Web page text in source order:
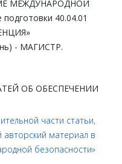
МЕЖДУНАРОДНОЙ
40.04.01
- МАГИСТР.
ОБ ОБЕСПЕЧЕНИИ